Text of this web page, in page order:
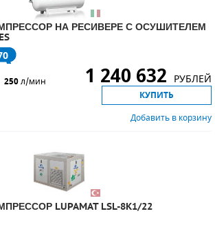
НА РЕСИВЕРЕ С ОСУШИТЕЛЕМ
250л/мин 1 240 632 РУБЛЕЙ
КУПИТЬ
Добавить в корзину
LUPAMAT LSL-8K1/22